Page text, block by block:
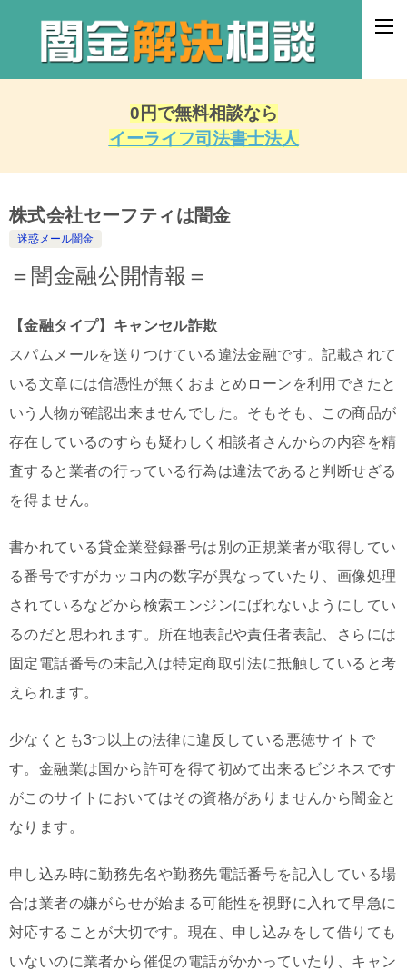
0円で無料相談なら
イーライフ司法書士法人
株式会社セーフティは闇金
迷惑メール闇金
＝闇金融公開情報＝
【金融タイプ】キャンセル詐欺
スパムメールを送りつけている違法金融です。記載されて
いる文章には信憑性が無くおまとめローンを利用できたと
いう人物が確認出来ませんでした。そもそも、この商品が
存在しているのすらも疑わしく相談者さんからの内容を精
査すると業者の行っている行為は違法であると判断せざる
を得ません。
書かれている貸金業登録番号は別の正規業者が取得してい
る番号ですがカッコ内の数字が異なっていたり、画像処理
されているなどから検索エンジンにばれないようにしてい
るのだと思われます。所在地表記や責任者表記、さらには
固定電話番号の未記入は特定商取引法に抵触していると考
えられます。
少なくとも3つ以上の法律に違反している悪徳サイトで
す。金融業は国から許可を得て初めて出来るビジネスです
がこのサイトにおいてはその資格がありませんから闇金と
なります。
申し込み時に勤務先名や勤務先電話番号を記入している場
合は業者の嫌がらせが始まる可能性を視野に入れて早急に
対応することが大切です。現在、申し込みをして借りても
いないのに業者から催促の電話がかかっていたり、キャン